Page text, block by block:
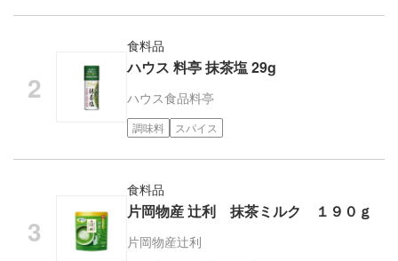
食料品
ハウス 料亭 抹茶塩 29g
ハウス食品料亭
調味料 スパイス
食料品
片岡物産 辻利 抹茶ミルク １９０ｇ
片岡物産辻利